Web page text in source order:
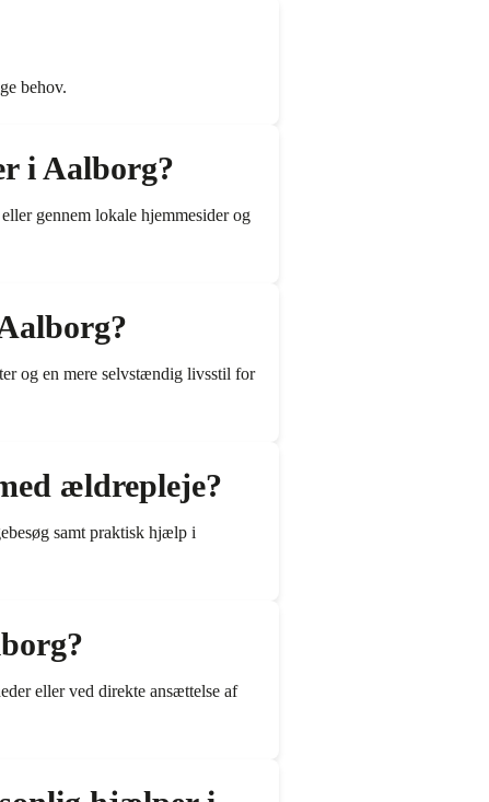
behov.
i Aalborg?
gennem lokale hjemmesider og
og en mere selvstændig livsstil for
ældrepleje?
samt praktisk hjælp i
eller ved direkte ansættelse af